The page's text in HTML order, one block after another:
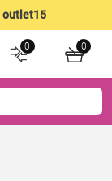
outlet15
0 0